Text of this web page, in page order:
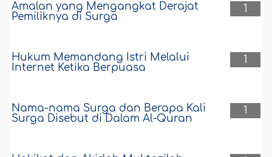
1
Amalan yang Mengangkat Derajat
Pemiliknya di Surga
1
Hukum Memandang Istri Melalui
Internet Ketika Berpuasa
1
Nama-nama Surga dan Berapa Kali
Surga Disebut di Dalam Al-Quran